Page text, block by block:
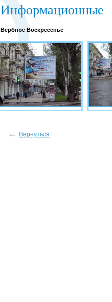
Информационные
Вербное Воскресенье
← Вернуться